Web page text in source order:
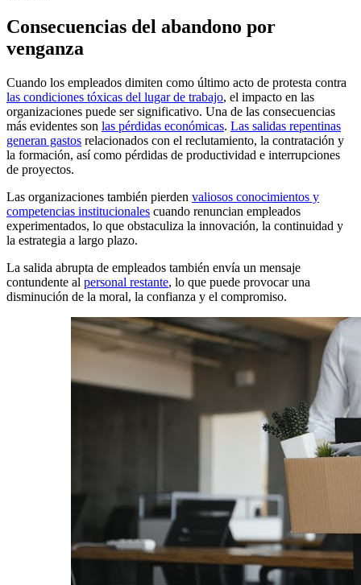
Consecuencias del abandono por
venganza
Cuando los empleados dimiten como último acto de protesta contra
las condiciones tóxicas del lugar de trabajo, el impacto en las
organizaciones puede ser significativo. Una de las consecuencias
más evidentes son las pérdidas económicas. Las salidas repentinas
generan gastos relacionados con el reclutamiento, la contratación y
la formación, así como pérdidas de productividad e interrupciones
de proyectos.
Las organizaciones también pierden valiosos conocimientos y
competencias institucionales cuando renuncian empleados
experimentados, lo que obstaculiza la innovación, la continuidad y
la estrategia a largo plazo.
La salida abrupta de empleados también envía un mensaje
contundente al personal restante, lo que puede provocar una
disminución de la moral, la confianza y el compromiso.